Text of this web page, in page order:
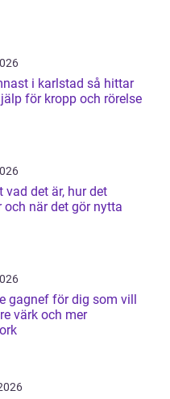
i karlstad så hittar
för kropp och rörelse
vad det är, hur det
och när det gör nytta
för dig som vill
värk och mer